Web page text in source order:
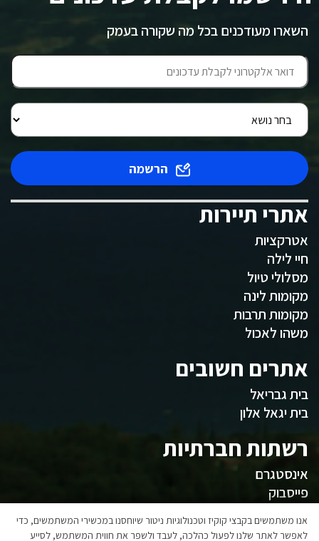
השארו מעודכנים בכל מה שקורה בעמק
הרשמה
אתרי תיירות
אטרקציות
חיי לילה
מסלולי טיול
מקומות לינה
מקומות תרבות
משהו לאכול
אתרים חשובים
בית גבריאל
בית יגאל אלון
רשתות חברתיות
אינסטגרם
פייסבוק
המועצה
אנו משתמשים בקבצי קוקיז וטכנולוגיות ניטור שיוחסנו במכשירי המשתמשים, כדי
לאפשר לאתר שלנו לפעול כהלכה, לעבד ולשפר את חווית המשתמש, לסייע